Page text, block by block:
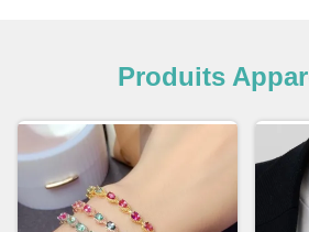
Produits